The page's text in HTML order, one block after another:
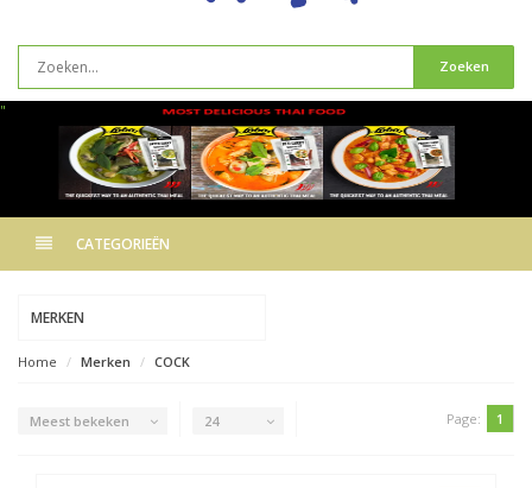
Zoeken
"
CATEGORIEËN
MERKEN
Home Merken COCK
Meest bekeken 24 Page: 1